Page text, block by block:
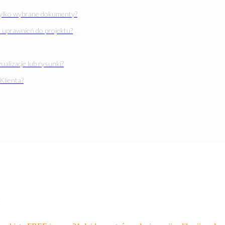
wybrane dokumenty?
uprawnień do projektu?
lub rysunki?